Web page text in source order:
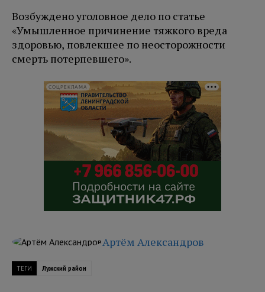
Возбуждено уголовное дело по статье
«Умышленное причинение тяжкого вреда
здоровью, повлекшее по неосторожности
смерть потерпевшего».
СОЦРЕКЛАМА
Артём Александров
ТЕГИ Лужский район